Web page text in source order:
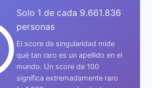
Solo 1 de cada 9.661.836
personas
El score de singularidad mide
qué tan raro es un apellido en el
mundo. Un score de 100
significa extremadamente raro